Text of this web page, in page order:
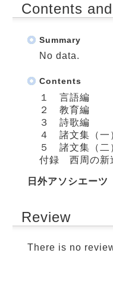
Contents
Summary
No data.
Contents
１ 言語編
２ 教育編
３ 詩歌編
４ 諸文集（一
５ 諸文集（二
付録 西周の新
日外アソシエー
Review
There is no